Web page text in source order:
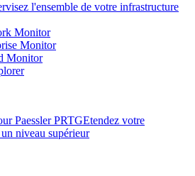
l'ensemble de votre infrastructure
Monitor
Monitor
Monitor
Paessler PRTGEtendez votre
niveau supérieur